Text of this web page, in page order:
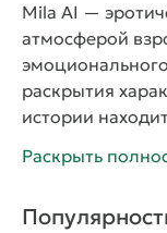
Mila AI —
атмосферой
раскрытия
истории
смотреть на
прежние
Раскрыть